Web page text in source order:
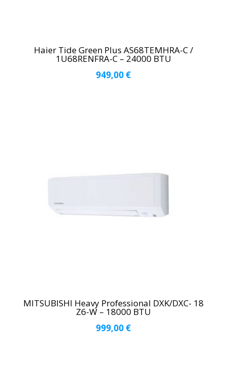
Haier Tide Green Plus AS68TEMHRA-C /
1U68RENFRA-C – 24000 BTU
949,00 €
MITSUBISHI Heavy Professional DXK/DXC- 18
Z6-W – 18000 BTU
999,00 €